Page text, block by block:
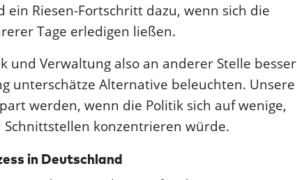
Riesen-Fortschritt dazu, wenn sich die
Tage erledigen ließen.
und Verwaltung also an anderer Stelle besser
unterschätze Alternative beleuchten. Unsere
werden, wenn die Politik sich auf wenige,
konzentrieren würde.
in Deutschland